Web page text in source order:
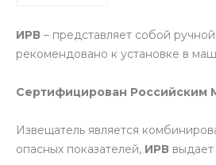
ИРВ – представляет собой
рекомендовано к установке в
Сертифицирован Российским
Извещатель является
опасных показателей, ИРВ